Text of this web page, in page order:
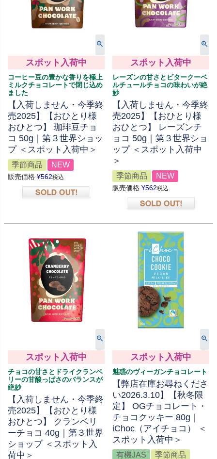
スポット入荷中
コーヒー豆の豊かな香りを極上
ミルクチョコレートで閉じ込め
ました
【入荷しません・今季終
売2025】【おひとり様
おひとつ】 珈琲豆チョ
コ 50g｜第３世界ショッ
プ ＜スポット入荷中＞
季節商品 NEW
販売価格 ¥562税込
スポット入荷中
レーズンの甘さとビタークーベ
ルチュールチョコの味わいが絶
妙
【入荷しません・今季終
売2025】【おひとり様
おひとつ】 レーズンチ
ョコ 50g｜第３世界ショ
ップ ＜スポット入荷中
＞
季節商品 NEW
販売価格 ¥562税込
スポット入荷中
チョコの甘さとドライクランベ
リーの甘酸っぱさのバランスが
絶妙
【入荷しません・今季終
売2025】【おひとり様
おひとつ】 クランベリ
ーチョコ 40g｜第３世界
ショップ ＜スポット入
荷中＞
スポット入荷中
魅惑のヴィーガンチョコレート
【弊店在庫お尋ねくださ
い2026.3.10】【秋冬限
定】 OGチョコレート・
チョコクッキー 80g｜
iChoc（アイチョコ） ＜
スポット入荷中＞
有機JAS
季節商品